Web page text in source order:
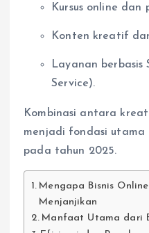
Kursus online
Konten kreatif
Layanan berbasis
Service).
Kombinasi antara
menjadi fondasi utama
pada tahun 2025.
Mengapa Bisnis
Menjanjikan
Manfaat Utama dari